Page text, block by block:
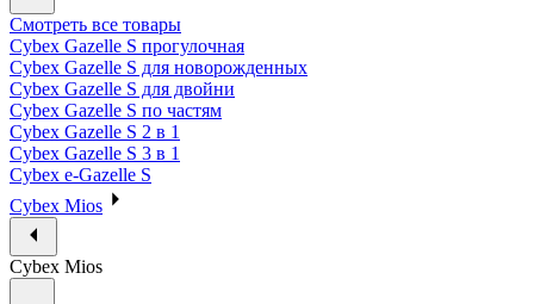
Смотреть все товары
Cybex Gazelle S прогулочная
Cybex Gazelle S для новорожденных
Cybex Gazelle S для двойни
Cybex Gazelle S по частям
Cybex Gazelle S 2 в 1
Cybex Gazelle S 3 в 1
Cybex e-Gazelle S
Cybex Mios
Cybex Mios